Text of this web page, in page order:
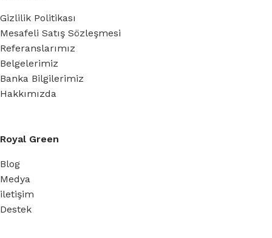
Gizlilik Politikası
Mesafeli Satış Sözleşmesi
Referanslarımız
Belgelerimiz
Banka Bilgilerimiz
Hakkımızda
Royal Green
Blog
Medya
iletişim
Destek